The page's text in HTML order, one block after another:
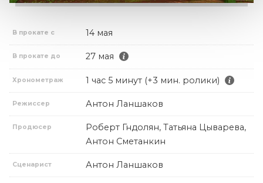
В прокате с 14 мая
В прокате до 27 мая
Хронометраж 1 час 5 минут (+3 мин. ролики)
Режиссер Антон Ланшаков
Продюсер
Роберт Гндолян, Татьяна Цыварева,
Антон Сметанкин
Сценарист Антон Ланшаков